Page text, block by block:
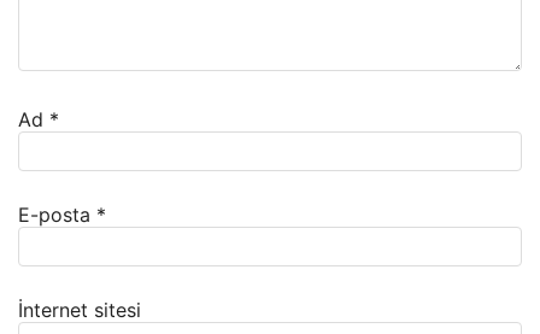
Ad *
E-posta *
İnternet sitesi